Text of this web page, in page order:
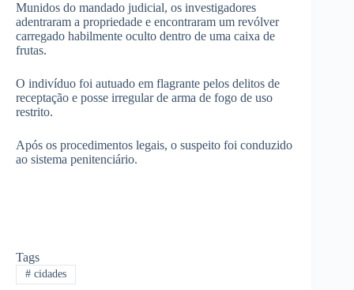
Munidos do mandado judicial, os investigadores
adentraram a propriedade e encontraram um revólver
carregado habilmente oculto dentro de uma caixa de
frutas.
O indivíduo foi autuado em flagrante pelos delitos de
receptação e posse irregular de arma de fogo de uso
restrito.
Após os procedimentos legais, o suspeito foi conduzido
ao sistema penitenciário.
Tags
#cidades